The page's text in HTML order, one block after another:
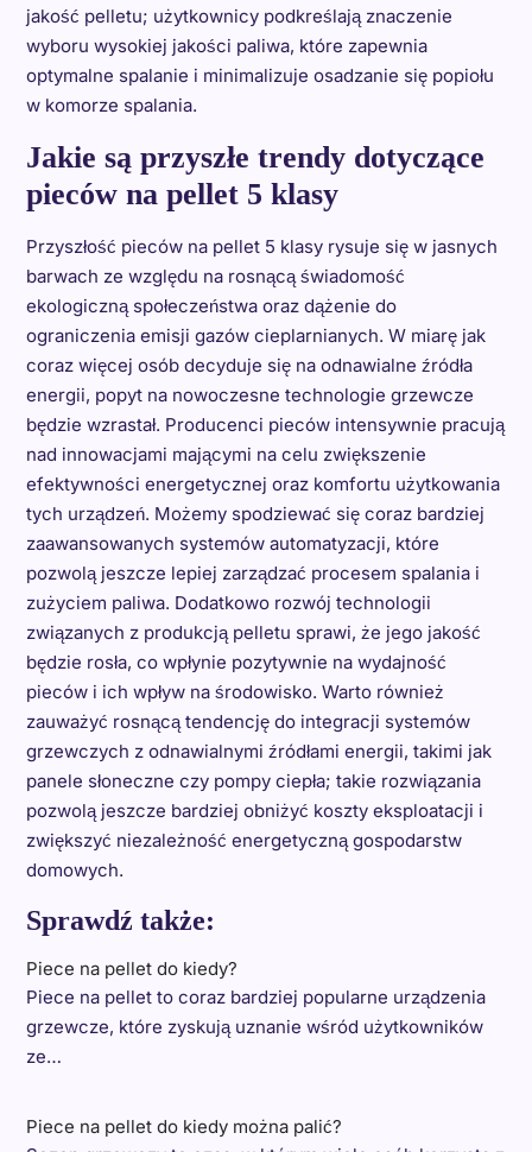
jakość pelletu; użytkownicy podkreślają znaczenie
wyboru wysokiej jakości paliwa, które zapewnia
optymalne spalanie i minimalizuje osadzanie się popiołu
w komorze spalania.
Jakie są przyszłe trendy dotyczące
pieców na pellet 5 klasy
Przyszłość pieców na pellet 5 klasy rysuje się w jasnych
barwach ze względu na rosnącą świadomość
ekologiczną społeczeństwa oraz dążenie do
ograniczenia emisji gazów cieplarnianych. W miarę jak
coraz więcej osób decyduje się na odnawialne źródła
energii, popyt na nowoczesne technologie grzewcze
będzie wzrastał. Producenci pieców intensywnie pracują
nad innowacjami mającymi na celu zwiększenie
efektywności energetycznej oraz komfortu użytkowania
tych urządzeń. Możemy spodziewać się coraz bardziej
zaawansowanych systemów automatyzacji, które
pozwolą jeszcze lepiej zarządzać procesem spalania i
zużyciem paliwa. Dodatkowo rozwój technologii
związanych z produkcją pelletu sprawi, że jego jakość
będzie rosła, co wpłynie pozytywnie na wydajność
pieców i ich wpływ na środowisko. Warto również
zauważyć rosnącą tendencję do integracji systemów
grzewczych z odnawialnymi źródłami energii, takimi jak
panele słoneczne czy pompy ciepła; takie rozwiązania
pozwolą jeszcze bardziej obniżyć koszty eksploatacji i
zwiększyć niezależność energetyczną gospodarstw
domowych.
Sprawdź także:
Piece na pellet do kiedy?
Piece na pellet to coraz bardziej popularne urządzenia
grzewcze, które zyskują uznanie wśród użytkowników
ze…
Piece na pellet do kiedy można palić?